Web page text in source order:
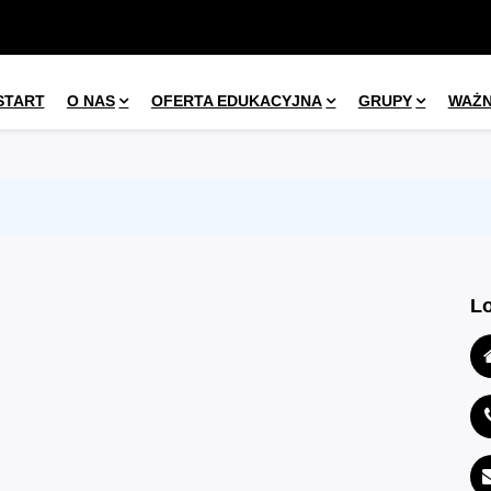
O NAS OFERTA EDUKACYJNA GRUPY